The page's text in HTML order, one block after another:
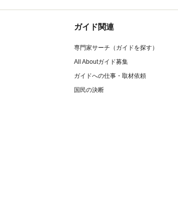
ガイド関連
専門家サーチ（ガイドを探す）
All Aboutガイド募集
ガイドへの仕事・取材依頼
国民の決断